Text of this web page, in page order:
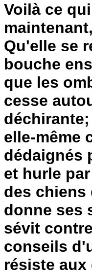
Voilà ce
Qu'elle se
bouche
que les
cesse
elle-même
dédaignés
et hurle
des chiens
donne ses
sévit
conseils
résiste aux